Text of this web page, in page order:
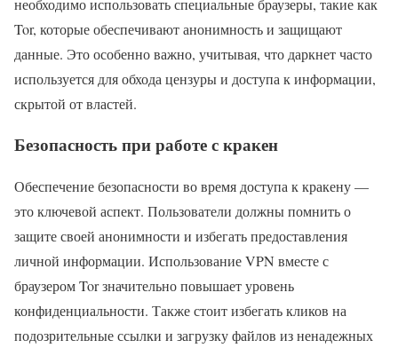
Tor, которые обеспечивают анонимность и защищают
данные. Это особенно важно, учитывая, что даркнет часто
используется для обхода цензуры и доступа к информации,
скрытой от властей.
Безопасность при работе с кракен
Обеспечение безопасности во время доступа к кракену —
это ключевой аспект. Пользователи должны помнить о
защите своей анонимности и избегать предоставления
личной информации. Использование VPN вместе с
браузером Tor значительно повышает уровень
конфиденциальности. Также стоит избегать кликов на
подозрительные ссылки и загрузку файлов из ненадежных